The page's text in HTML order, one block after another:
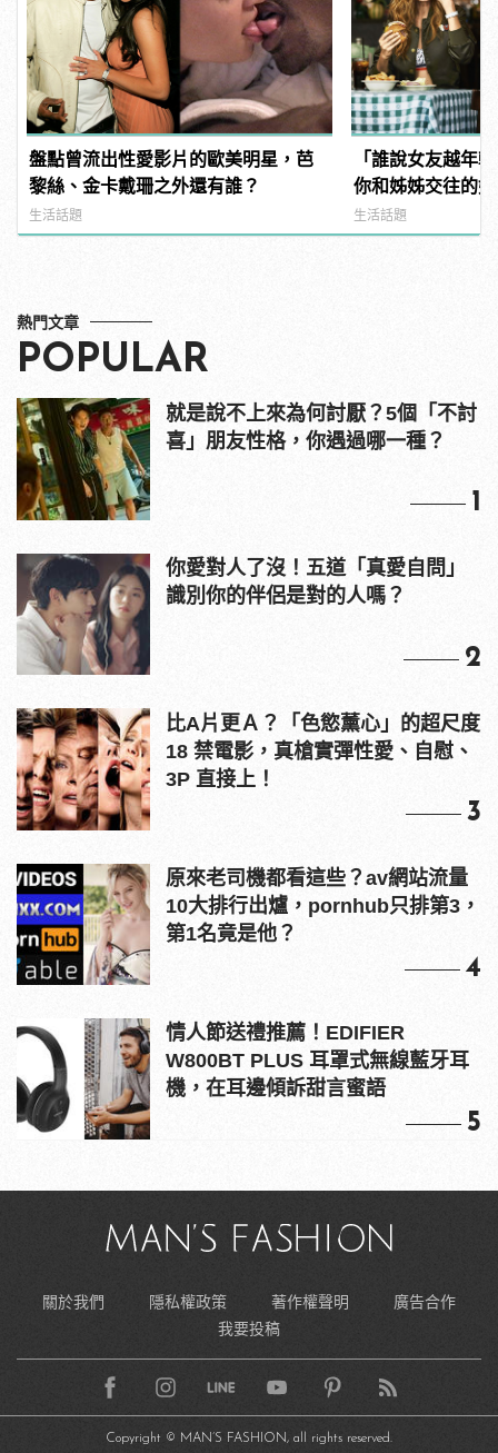
盤點曾流出性愛影片的歐美明星，芭
黎絲、金卡戴珊之外還有誰？
生活話題
「誰說女友越年
你和姊姊交往的
生活話題
熱門文章
POPULAR
就是說不上來為何討厭？5個「不討
喜」朋友性格，你遇過哪一種？
1
你愛對人了沒！五道「真愛自問」
識別你的伴侶是對的人嗎？
2
比A片更Ａ？「色慾薰心」的超尺度
18 禁電影，真槍實彈性愛、自慰、
3P 直接上！
3
原來老司機都看這些？av網站流量
10大排行出爐，pornhub只排第3，
第1名竟是他？
4
情人節送禮推薦！EDIFIER
W800BT PLUS 耳罩式無線藍牙耳
機，在耳邊傾訴甜言蜜語
5
關於我們 隱私權政策 著作權聲明
廣告合作
我要投稿
Copyright © MAN’S FASHION, all rights reserved.